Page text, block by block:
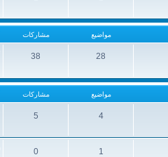
مواضيع مشاركات
28
38
مواضيع مشاركات
4
5
1
0